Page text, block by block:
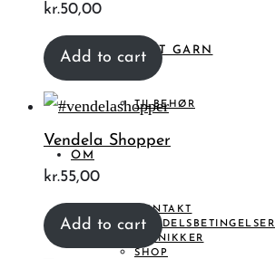
HÅNDFARVET GARN
TILBEHØR
OM
KONTAKT
HANDELSBETINGELSER
TEKNIKKER
SHOP
kr.50,00
Add to cart
Vendela Shopper
kr.55,00
Add to cart